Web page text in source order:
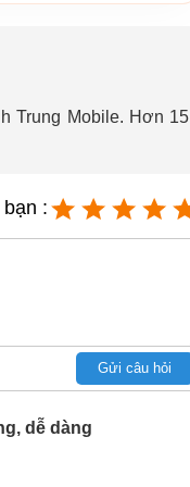
Trung Mobile. Hơn 15
:
Gửi câu hỏi
dễ dàng